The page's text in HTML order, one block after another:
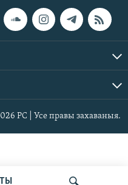
РС | Усе правы захаваныя.